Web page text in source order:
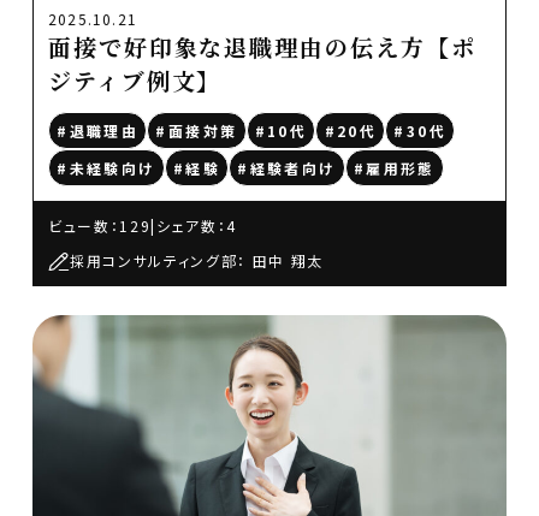
2025.10.21
面接で好印象な退職理由の伝え方【ポ
ジティブ例文】
#退職理由 #面接対策 #10代 #20代
#30代
#未経験向け
#経験 #経験者向け #雇用形態
ビュー数：129| シェア数：4
採用コンサルティング部： 田中 翔太